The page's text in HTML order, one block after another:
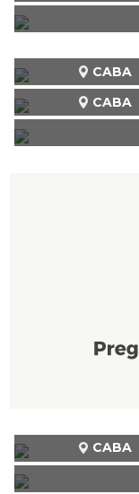
CABA
CABA
CABA